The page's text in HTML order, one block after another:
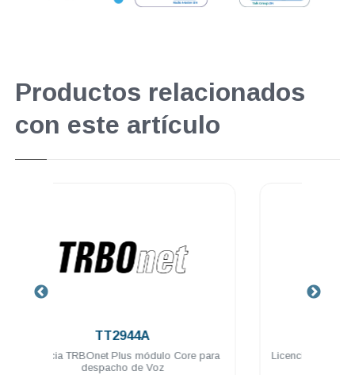
Productos relacionados
con este artículo
Licencia TRBOnet Plus puesto adicional de
consola de despacho